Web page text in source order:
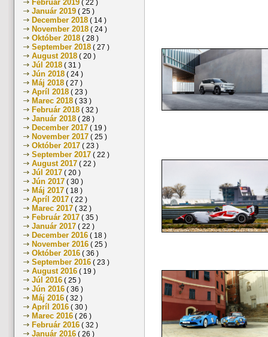
Február 2019 ( 22 )
Január 2019 ( 25 )
December 2018 ( 14 )
November 2018 ( 24 )
Október 2018 ( 28 )
September 2018 ( 27 )
August 2018 ( 20 )
Júl 2018 ( 31 )
Jún 2018 ( 24 )
Máj 2018 ( 27 )
Apríl 2018 ( 23 )
Marec 2018 ( 33 )
Február 2018 ( 32 )
Január 2018 ( 28 )
December 2017 ( 19 )
November 2017 ( 25 )
Október 2017 ( 23 )
September 2017 ( 22 )
August 2017 ( 22 )
Júl 2017 ( 20 )
Jún 2017 ( 30 )
Máj 2017 ( 18 )
Apríl 2017 ( 22 )
Marec 2017 ( 32 )
Február 2017 ( 35 )
Január 2017 ( 22 )
December 2016 ( 18 )
November 2016 ( 25 )
Október 2016 ( 36 )
September 2016 ( 23 )
August 2016 ( 19 )
Júl 2016 ( 25 )
Jún 2016 ( 36 )
Máj 2016 ( 32 )
Apríl 2016 ( 30 )
Marec 2016 ( 26 )
Február 2016 ( 32 )
Január 2016 ( 26 )